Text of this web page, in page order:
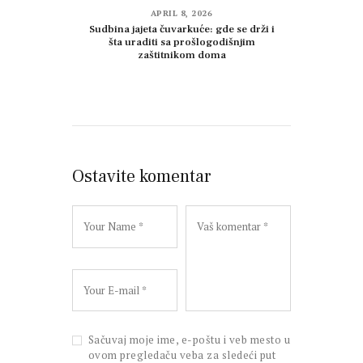
APRIL 8, 2026
Sudbina jajeta čuvarkuće: gde se drži i
šta uraditi sa prošlogodišnjim
zaštitnikom doma
Ostavite komentar
Sačuvaj moje ime, e-poštu i veb mesto u
ovom pregledaču veba za sledeći put